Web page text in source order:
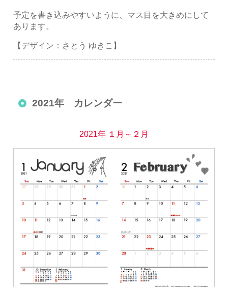
予定を書き込みやすいように、マス目を大きめにして
あります。
【デザイン：さとう ゆきこ】
2021年 カレンダー
2021年 １月～２月